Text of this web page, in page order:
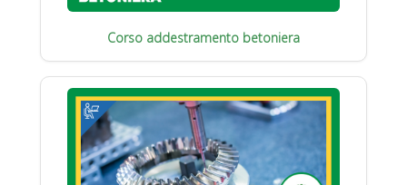
Corso addestramento betoniera